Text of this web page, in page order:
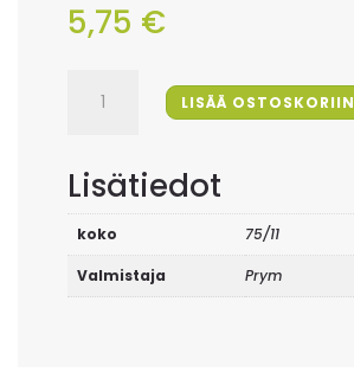
5,75 €
stretch-
LISÄÄ OSTOSKORIIN
Lisätiedot
koko 75/11
Valmistaja Prym